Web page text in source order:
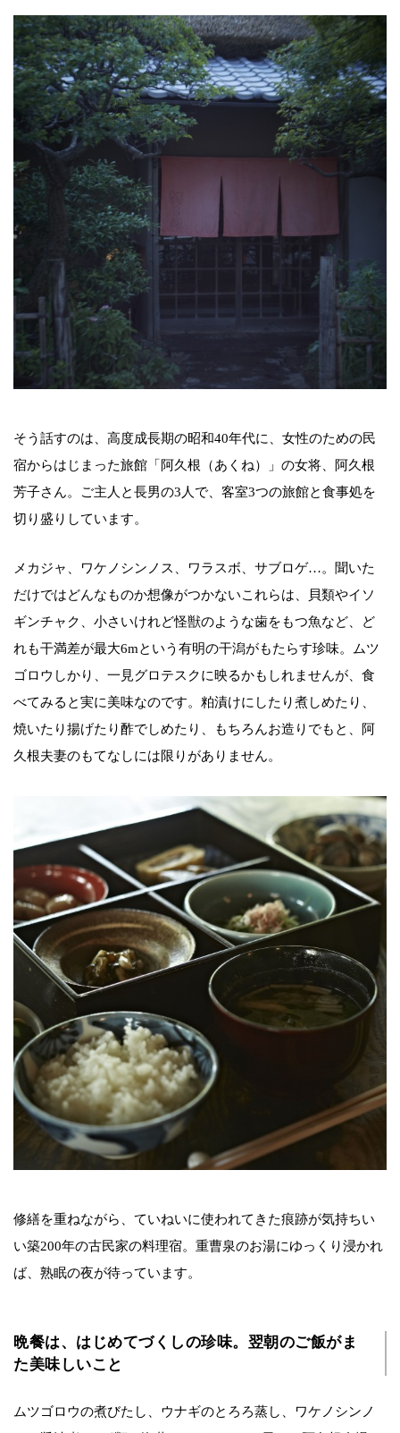
そう話すのは、高度成長期の昭和40年代に、女性のための民
宿からはじまった旅館「阿久根（あくね）」の女将、阿久根
芳子さん。ご主人と長男の3人で、客室3つの旅館と食事処を
切り盛りしています。
メカジャ、ワケノシンノス、ワラスボ、サブロゲ…。聞いた
だけではどんなものか想像がつかないこれらは、貝類やイソ
ギンチャク、小さいけれど怪獣のような歯をもつ魚など、ど
れも干満差が最大6mという有明の干潟がもたらす珍味。ムツ
ゴロウしかり、一見グロテスクに映るかもしれませんが、食
べてみると実に美味なのです。粕漬けにしたり煮しめたり、
焼いたり揚げたり酢でしめたり、もちろんお造りでもと、阿
久根夫妻のもてなしには限りがありません。
修繕を重ねながら、ていねいに使われてきた痕跡が気持ちい
い築200年の古民家の料理宿。重曹泉のお湯にゆっくり浸かれ
ば、熟眠の夜が待っています。
晩餐は、はじめてづくしの珍味。翌朝のご飯がま
た美味しいこと
ムツゴロウの煮びたし、ウナギのとろろ蒸し、ワケノシンノ